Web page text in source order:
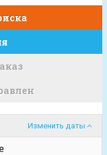
Изменить даты